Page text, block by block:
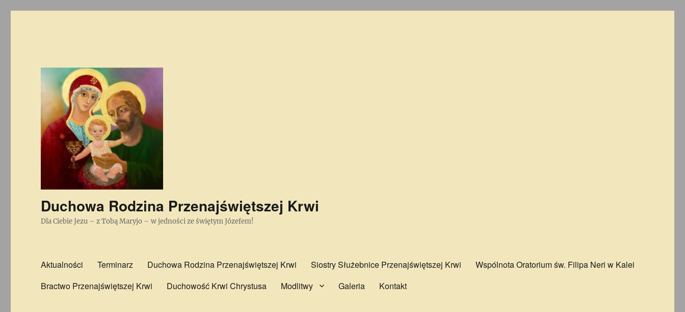
Duchowa Rodzina Przenajświętszej Krwi
Dla Ciebie Jezu – z Tobą Maryjo – w jedności ze świętym Józefem!
Aktualności Terminarz Duchowa Rodzina Przenajświętszej Krwi Siostry Służebnice Przenajświętszej Krwi
Wspólnota Oratorium św. Filipa Neri w Kalei
Bractwo Przenajświętszej Krwi
Duchowość Krwi Chrystusa Modlitwy Galeria Kontakt